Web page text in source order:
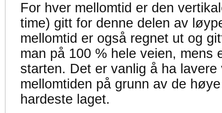
For hver mellomtid er den
time) gitt for denne delen av
mellomtid er også regnet ut og
man på 100 % hele veien, mens
starten. Det er vanlig å ha
mellomtiden på grunn av de
hardeste laget.